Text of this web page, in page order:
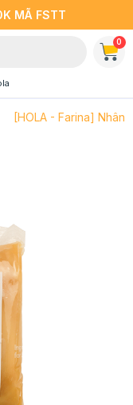
MÃ FSTT
0
[HOLA - Farina] Nhân